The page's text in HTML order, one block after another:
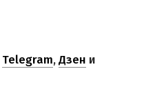
Telegram,Дзен и